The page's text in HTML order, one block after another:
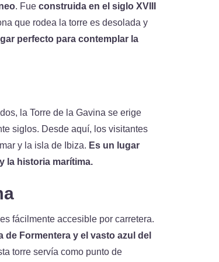
. Fue construida en el siglo XVIII
que rodea la torre es desolada y
perfecto para contemplar la
la Torre de la Gavina se erige
siglos. Desde aquí, los visitantes
y la isla de Ibiza. Es un lugar
la historia marítima.
fácilmente accesible por carretera.
Formentera y el vasto azul del
torre servía como punto de